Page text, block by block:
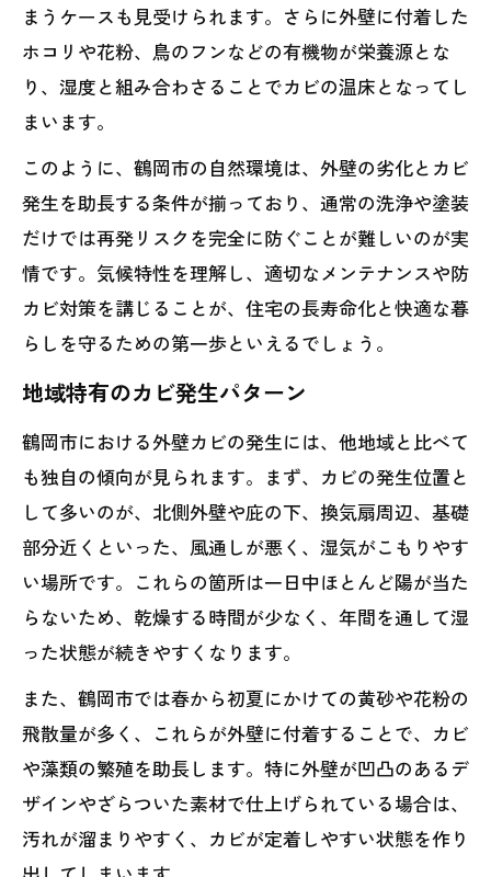
まうケースも見受けられます。さらに外壁に付着した
ホコリや花粉、鳥のフンなどの有機物が栄養源とな
り、湿度と組み合わさることでカビの温床となってし
まいます。
このように、鶴岡市の自然環境は、外壁の劣化とカビ
発生を助長する条件が揃っており、通常の洗浄や塗装
だけでは再発リスクを完全に防ぐことが難しいのが実
情です。気候特性を理解し、適切なメンテナンスや防
カビ対策を講じることが、住宅の長寿命化と快適な暮
らしを守るための第一歩といえるでしょう。
地域特有のカビ発生パターン
鶴岡市における外壁カビの発生には、他地域と比べて
も独自の傾向が見られます。まず、カビの発生位置と
して多いのが、北側外壁や庇の下、換気扇周辺、基礎
部分近くといった、風通しが悪く、湿気がこもりやす
い場所です。これらの箇所は一日中ほとんど陽が当た
らないため、乾燥する時間が少なく、年間を通して湿
った状態が続きやすくなります。
また、鶴岡市では春から初夏にかけての黄砂や花粉の
飛散量が多く、これらが外壁に付着することで、カビ
や藻類の繁殖を助長します。特に外壁が凹凸のあるデ
ザインやざらついた素材で仕上げられている場合は、
汚れが溜まりやすく、カビが定着しやすい状態を作り